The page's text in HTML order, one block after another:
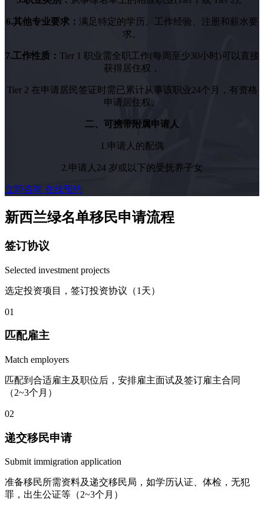
6.其他专业要求： 满足特定的学历、工作经验、注册和薪水要
求。
7.工作性质： Tier 1 职业需全职工作(每周至少30小时)可以直接
获得居住权，
Tier 2 在申请居民签证时需已累计从事该职业24个月，有资格
申请居住权。
二、可携带附属申请人
1.申请人的配偶
2.申请人24 岁或以下的受抚养子女
立即咨询 在线预约
新西兰绿名单移民申请流程
签订协议
Selected investment projects
选定投资项目，签订投资协议（1天）
01
匹配雇主
Match employers
匹配到合适雇主及职位后，安排雇主面试及签订雇主合同
（2~3个月）
02
递交移民申请
Submit immigration application
准备移民所需资料及递交移民局，如学历认证、体检，无犯
罪，出生公证等（2~3个月）